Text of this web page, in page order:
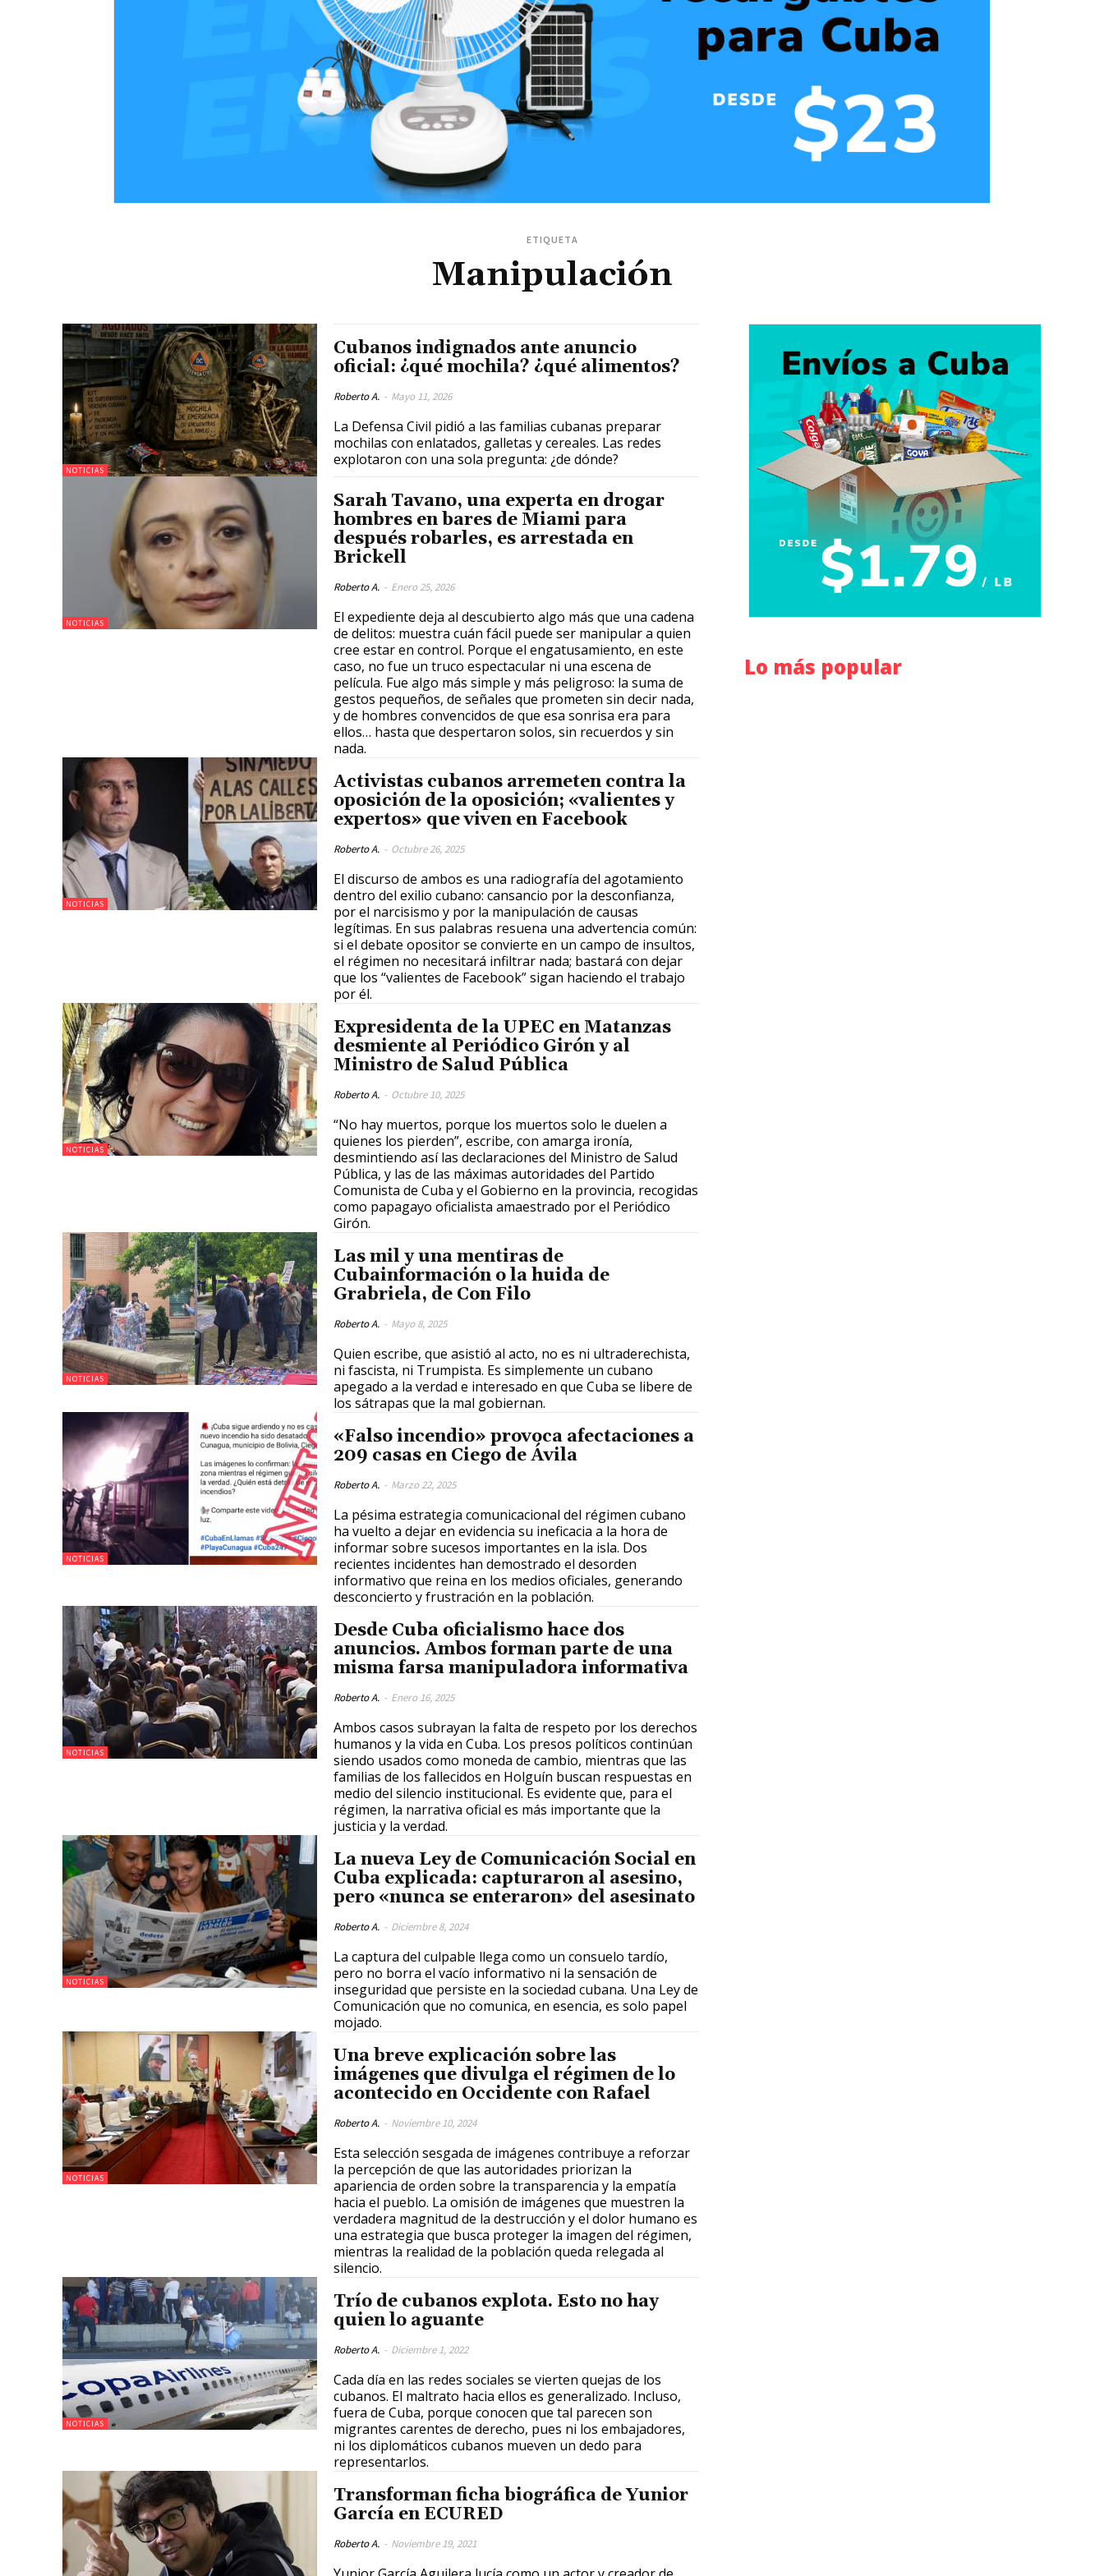
ETIQUETA
Manipulación
NOTICIAS
Cubanos indignados ante anuncio
oficial: ¿qué mochila? ¿qué alimentos?
Roberto A. - Mayo 11, 2026
La Defensa Civil pidió a las familias cubanas preparar
mochilas con enlatados, galletas y cereales. Las redes
explotaron con una sola pregunta: ¿de dónde?
NOTICIAS
Sarah Tavano, una experta en drogar
hombres en bares de Miami para
después robarles, es arrestada en
Brickell
Roberto A. - Enero 25, 2026
El expediente deja al descubierto algo más que una cadena
de delitos: muestra cuán fácil puede ser manipular a quien
cree estar en control. Porque el engatusamiento, en este
caso, no fue un truco espectacular ni una escena de
película. Fue algo más simple y más peligroso: la suma de
gestos pequeños, de señales que prometen sin decir nada,
y de hombres convencidos de que esa sonrisa era para
ellos… hasta que despertaron solos, sin recuerdos y sin
nada.
NOTICIAS
Activistas cubanos arremeten contra la
oposición de la oposición; «valientes y
expertos» que viven en Facebook
Roberto A. - Octubre 26, 2025
El discurso de ambos es una radiografía del agotamiento
dentro del exilio cubano: cansancio por la desconfianza,
por el narcisismo y por la manipulación de causas
legítimas. En sus palabras resuena una advertencia común:
si el debate opositor se convierte en un campo de insultos,
el régimen no necesitará infiltrar nada; bastará con dejar
que los “valientes de Facebook” sigan haciendo el trabajo
por él.
NOTICIAS
Expresidenta de la UPEC en Matanzas
desmiente al Periódico Girón y al
Ministro de Salud Pública
Roberto A. - Octubre 10, 2025
“No hay muertos, porque los muertos solo le duelen a
quienes los pierden”, escribe, con amarga ironía,
desmintiendo así las declaraciones del Ministro de Salud
Pública, y las de las máximas autoridades del Partido
Comunista de Cuba y el Gobierno en la provincia, recogidas
como papagayo oficialista amaestrado por el Periódico
Girón.
NOTICIAS
Las mil y una mentiras de
Cubainformación o la huida de
Grabriela, de Con Filo
Roberto A. - Mayo 8, 2025
Quien escribe, que asistió al acto, no es ni ultraderechista,
ni fascista, ni Trumpista. Es simplemente un cubano
apegado a la verdad e interesado en que Cuba se libere de
los sátrapas que la mal gobiernan.
NOTICIAS
«Falso incendio» provoca afectaciones a
209 casas en Ciego de Ávila
Roberto A. - Marzo 22, 2025
La pésima estrategia comunicacional del régimen cubano
ha vuelto a dejar en evidencia su ineficacia a la hora de
informar sobre sucesos importantes en la isla. Dos
recientes incidentes han demostrado el desorden
informativo que reina en los medios oficiales, generando
desconcierto y frustración en la población.
NOTICIAS
Desde Cuba oficialismo hace dos
anuncios. Ambos forman parte de una
misma farsa manipuladora informativa
Roberto A. - Enero 16, 2025
Ambos casos subrayan la falta de respeto por los derechos
humanos y la vida en Cuba. Los presos políticos continúan
siendo usados como moneda de cambio, mientras que las
familias de los fallecidos en Holguín buscan respuestas en
medio del silencio institucional. Es evidente que, para el
régimen, la narrativa oficial es más importante que la
justicia y la verdad.
NOTICIAS
La nueva Ley de Comunicación Social en
Cuba explicada: capturaron al asesino,
pero «nunca se enteraron» del asesinato
Roberto A. - Diciembre 8, 2024
La captura del culpable llega como un consuelo tardío,
pero no borra el vacío informativo ni la sensación de
inseguridad que persiste en la sociedad cubana. Una Ley de
Comunicación que no comunica, en esencia, es solo papel
mojado.
NOTICIAS
Una breve explicación sobre las
imágenes que divulga el régimen de lo
acontecido en Occidente con Rafael
Roberto A. - Noviembre 10, 2024
Esta selección sesgada de imágenes contribuye a reforzar
la percepción de que las autoridades priorizan la
apariencia de orden sobre la transparencia y la empatía
hacia el pueblo. La omisión de imágenes que muestren la
verdadera magnitud de la destrucción y el dolor humano es
una estrategia que busca proteger la imagen del régimen,
mientras la realidad de la población queda relegada al
silencio.
NOTICIAS
Trío de cubanos explota. Esto no hay
quien lo aguante
Roberto A. - Diciembre 1, 2022
Cada día en las redes sociales se vierten quejas de los
cubanos. El maltrato hacia ellos es generalizado. Incluso,
fuera de Cuba, porque conocen que tal parecen son
migrantes carentes de derecho, pues ni los embajadores,
ni los diplomáticos cubanos mueven un dedo para
representarlos.
Transforman ficha biográfica de Yunior
García en ECURED
Roberto A. - Noviembre 19, 2021
Lo más popular